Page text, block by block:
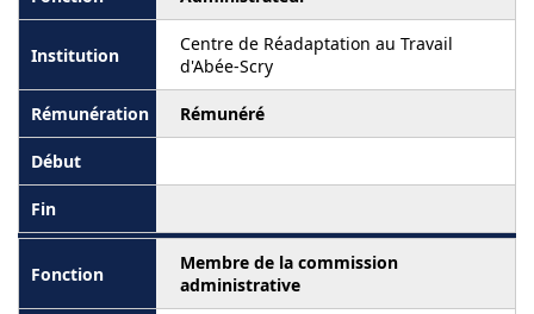
Centre de Réadaptation au Travail
d'Abée-Scry
Rémunéré
Membre de la commission
administrative